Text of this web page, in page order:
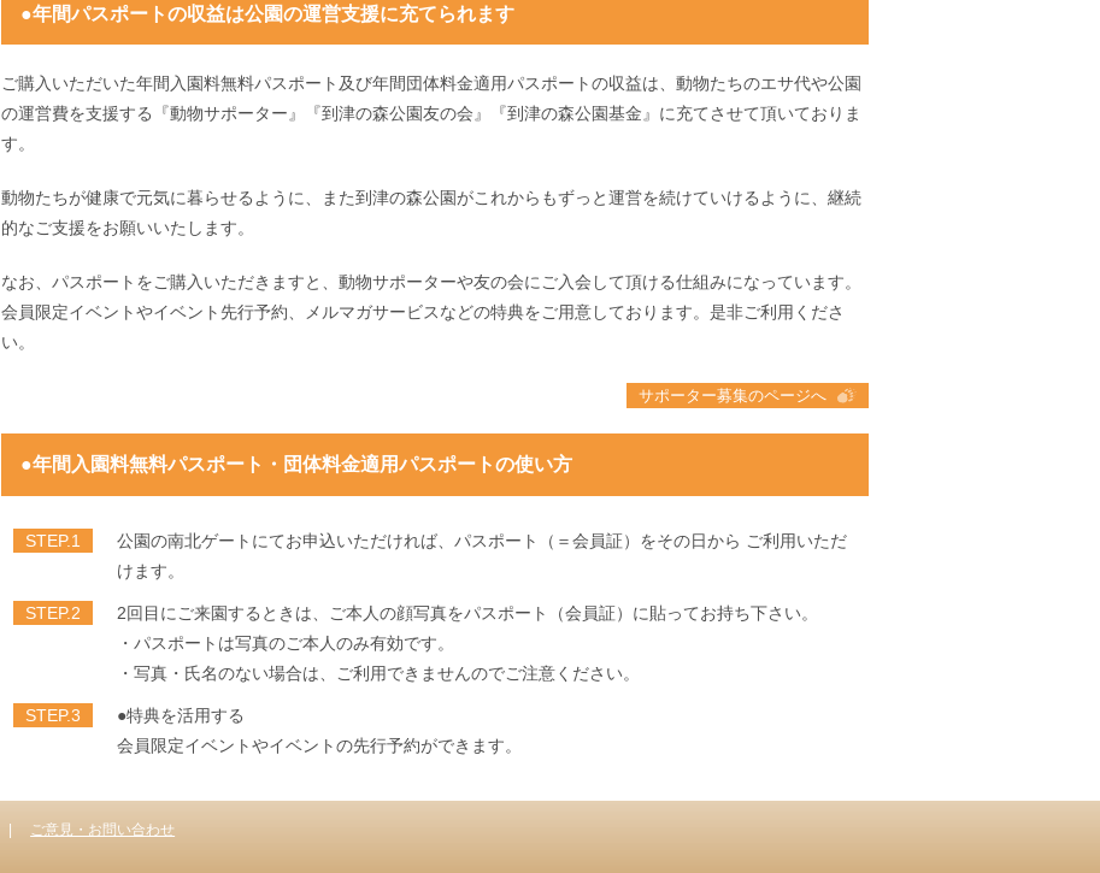
●年間パスポートの収益は公園の運営支援に充てられます
ご購入いただいた年間入園料無料パスポート及び年間団体料金適用パスポートの収益は、動物たちのエサ代や公園
の運営費を支援する『動物サポーター』『到津の森公園友の会』『到津の森公園基金』に充てさせて頂いておりま
す。
動物たちが健康で元気に暮らせるように、また到津の森公園がこれからもずっと運営を続けていけるように、継続
的なご支援をお願いいたします。
なお、パスポートをご購入いただきますと、動物サポーターや友の会にご入会して頂ける仕組みになっています。
会員限定イベントやイベント先行予約、メルマガサービスなどの特典をご用意しております。是非ご利用くださ
い。
サポーター募集のページへ
●年間入園料無料パスポート・団体料金適用パスポートの使い方
STEP.1
公園の南北ゲートにてお申込いただければ、パスポート（＝会員証）をその日から ご利用いただ
けます。
STEP.2
2回目にご来園するときは、ご本人の顔写真をパスポート（会員証）に貼ってお持ち下さい。
・パスポートは写真のご本人のみ有効です。
・写真・氏名のない場合は、ご利用できませんのでご注意ください。
STEP.3
●特典を活用する
会員限定イベントやイベントの先行予約ができます。
ご意見・お問い合わせ